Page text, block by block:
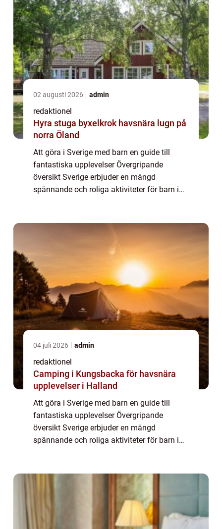
02 augusti 2026 admin
redaktionel
Hyra stuga byxelkrok havsnära lugn på
norra Öland
Att göra i Sverige med barn en guide till
fantastiska upplevelser Övergripande
översikt Sverige erbjuder en mängd
spännande och roliga aktiviteter för barn i
04 juli 2026 admin
redaktionel
Camping i Kungsbacka för havsnära
upplevelser i Halland
Att göra i Sverige med barn en guide till
fantastiska upplevelser Övergripande
översikt Sverige erbjuder en mängd
spännande och roliga aktiviteter för barn i